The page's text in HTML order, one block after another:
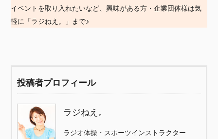
イベントを取り入れたいなど、興味がある方・企業団体様は気
軽に「ラジねえ。」まで♪
投稿者プロフィール
ラジねえ。
ラジオ体操・スポーツインストラクター